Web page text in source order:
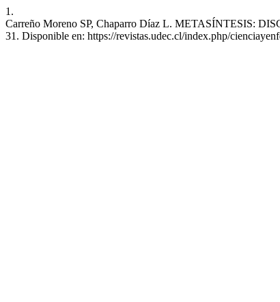
1.
Carreño Moreno SP, Chaparro Díaz L. METASÍNTESIS:
31. Disponible en: https://revistas.udec.cl/index.php/